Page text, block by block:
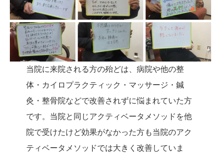
当院に来院される方の殆どは、病院や他の整
体・カイロプラクティック・マッサージ・鍼
灸・整骨院などで改善されずに悩まれていた方
です。当院と同じアクティベータメソッドを他
院で受けたけど効果がなかった方も当院のアク
ティベータメソッドでは大きく改善していま